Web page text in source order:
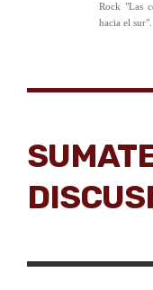
Rock "Las
hacia el sur".